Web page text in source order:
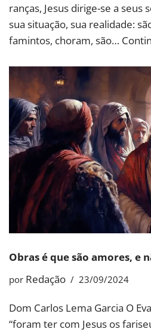
ranças, Jesus dirige-se a seus
sua si­tuação, sua realidade:
famintos, choram, são…
Obras é que são amores, e
por Redação 23/09/2024
Dom Carlos Lema Garcia O
“foram ter com Jesus os